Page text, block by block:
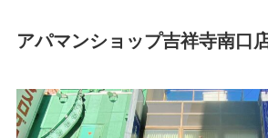
アパマンショップ吉祥寺南口